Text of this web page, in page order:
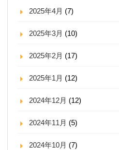
2025年4月 (7)
2025年3月 (10)
2025年2月 (17)
2025年1月 (12)
2024年12月 (12)
2024年11月 (5)
2024年10月 (7)